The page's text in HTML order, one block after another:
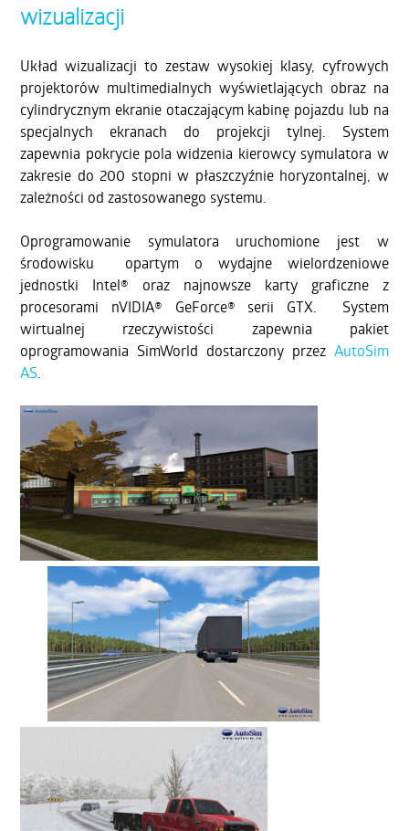
wizualizacji
Układ wizualizacji to zestaw wysokiej klasy, cyfrowych
projektorów multimedialnych wyświetlających obraz na
cylindrycznym ekranie otaczającym kabinę pojazdu lub na
specjalnych ekranach do projekcji tylnej. System
zapewnia pokrycie pola widzenia kierowcy symulatora w
zakresie do 200 stopni w płaszczyźnie horyzontalnej, w
zależności od zastosowanego systemu.
Oprogramowanie symulatora uruchomione jest w
środowisku opartym o wydajne wielordzeniowe
jednostki Intel® oraz najnowsze karty graficzne z
procesorami nVIDIA® GeForce® serii GTX. System
wirtualnej rzeczywistości zapewnia pakiet
oprogramowania SimWorld dostarczony przez AutoSim
AS